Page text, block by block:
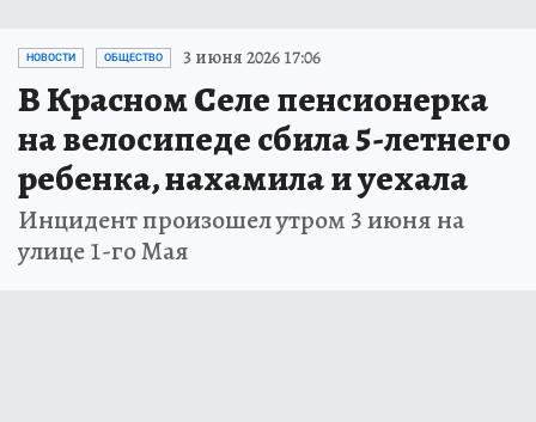
НОВОСТИ ОБЩЕСТВО 3 июня 2026 17:06
В Красном Селе пенсионерка
на велосипеде сбила 5-летнего
ребенка, нахамила и уехала
Инцидент произошел утром 3 июня на
улице 1-го Мая